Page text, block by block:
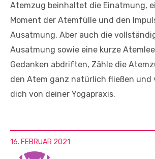
Atemzug beinhaltet die Einatmung,
Moment der Atemfülle und den
Ausatmung. Aber auch die
Ausatmung sowie eine kurze
Gedanken abdriften, Zähle die
den Atem ganz natürlich fließen und
dich von deiner Yogapraxis.
16. FEBRUAR 2021